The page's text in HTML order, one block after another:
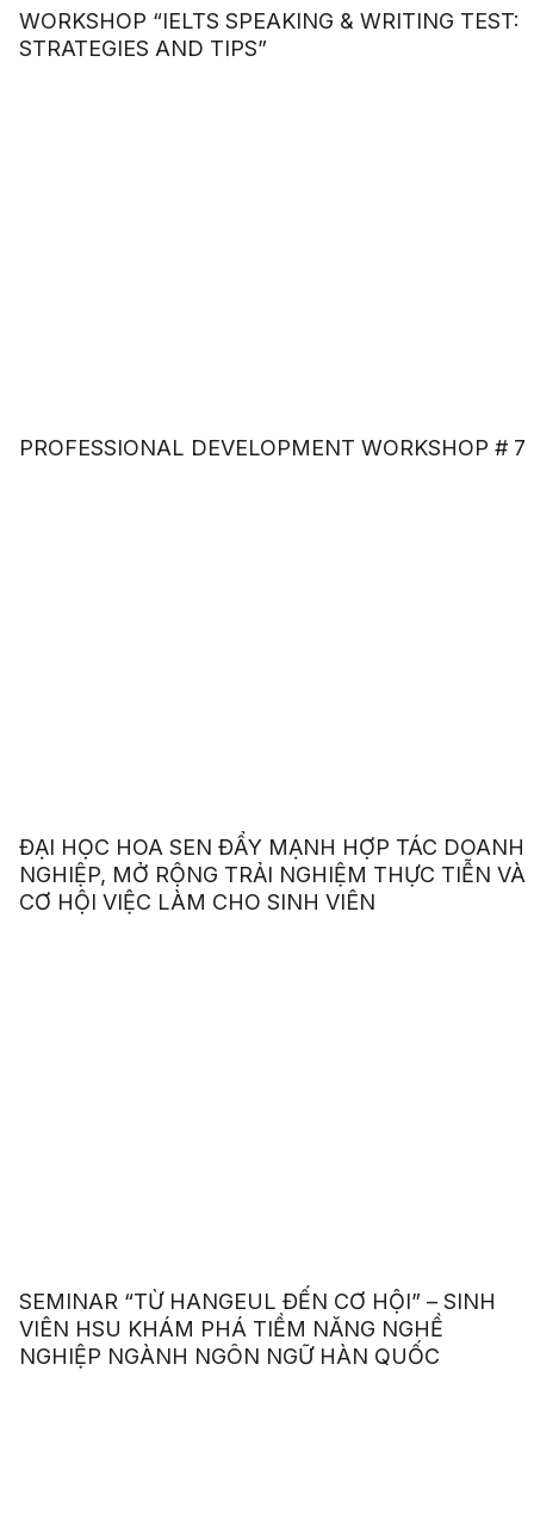
WORKSHOP “IELTS SPEAKING & WRITING TEST:
STRATEGIES AND TIPS”
PROFESSIONAL DEVELOPMENT WORKSHOP # 7
ĐẠI HỌC HOA SEN ĐẨY MẠNH HỢP TÁC DOANH
NGHIỆP, MỞ RỘNG TRẢI NGHIỆM THỰC TIỄN VÀ
CƠ HỘI VIỆC LÀM CHO SINH VIÊN
SEMINAR “TỪ HANGEUL ĐẾN CƠ HỘI” – SINH
VIÊN HSU KHÁM PHÁ TIỀM NĂNG NGHỀ
NGHIỆP NGÀNH NGÔN NGỮ HÀN QUỐC